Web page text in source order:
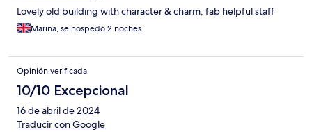
Lovely old building with character & charm, fab helpful staff
Marina, se hospedó 2 noches
Opinión verificada
10/10 Excepcional
16 de abril de 2024
Traducir con Google